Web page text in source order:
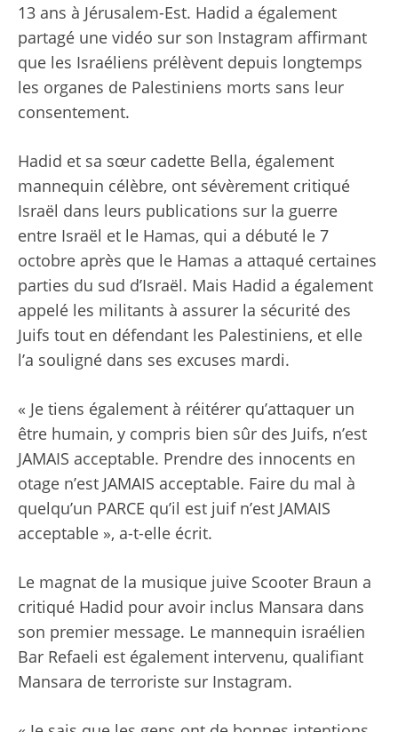
13 ans à Jérusalem-Est. Hadid a également
partagé une vidéo sur son Instagram affirmant
que les Israéliens prélèvent depuis longtemps
les organes de Palestiniens morts sans leur
consentement.
Hadid et sa sœur cadette Bella, également
mannequin célèbre, ont sévèrement critiqué
Israël dans leurs publications sur la guerre
entre Israël et le Hamas, qui a débuté le 7
octobre après que le Hamas a attaqué certaines
parties du sud d’Israël. Mais Hadid a également
appelé les militants à assurer la sécurité des
Juifs tout en défendant les Palestiniens, et elle
l’a souligné dans ses excuses mardi.
« Je tiens également à réitérer qu’attaquer un
être humain, y compris bien sûr des Juifs, n’est
JAMAIS acceptable. Prendre des innocents en
otage n’est JAMAIS acceptable. Faire du mal à
quelqu’un PARCE qu’il est juif n’est JAMAIS
acceptable », a-t-elle écrit.
Le magnat de la musique juive Scooter Braun a
critiqué Hadid pour avoir inclus Mansara dans
son premier message. Le mannequin israélien
Bar Refaeli est également intervenu, qualifiant
Mansara de terroriste sur Instagram.